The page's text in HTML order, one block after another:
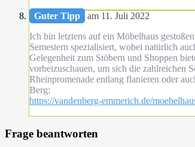
Guter Tipp
am 11. Juli 2022
Ich bin letztens auf ein Möbelhaus
Semestern spezialisiert, wobei natürlich
Gelegenheit zum Stöbern und Shoppen
vorbeizuschauen, um sich die zahlreichen
Rheinpromenade entlang flanieren oder
Berg:
https://vandenberg-emmerich.de/
Frage beantworten